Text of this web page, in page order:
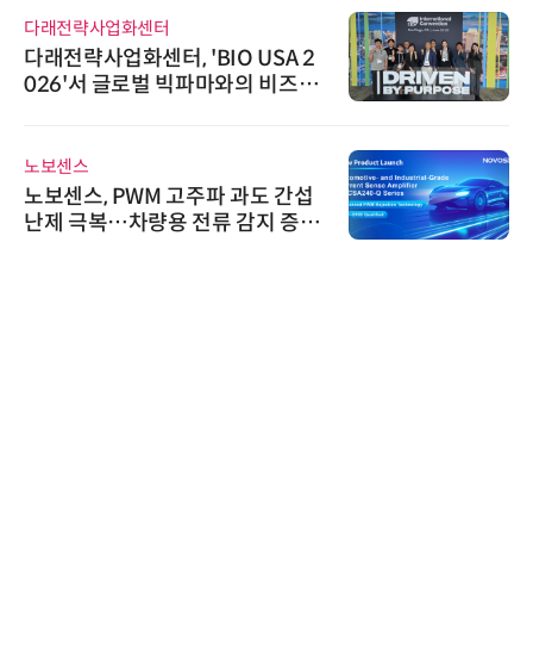
다래전략사업화센터
다래전략사업화센터, 'BIO USA 2
026'서 글로벌 빅파마와의 비즈니
노보센스
노보센스, PWM 고주파 과도 간섭
난제 극복…차량용 전류 감지 증폭